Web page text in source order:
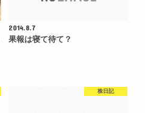
2014.8.7
果報は寝て待て？
株日記